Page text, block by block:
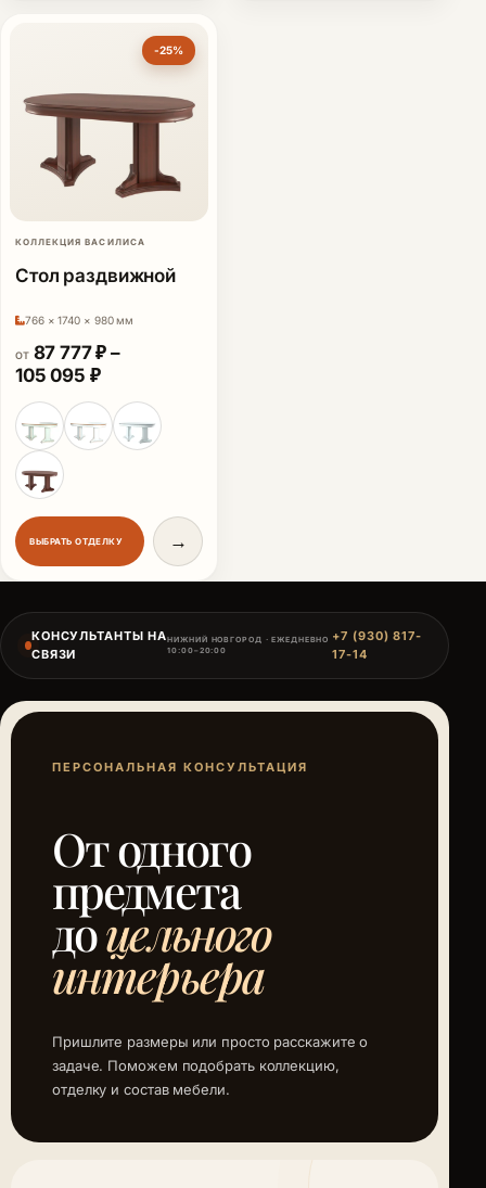
-25%
КОЛЛЕКЦИЯ ВАСИЛИСА
Стол раздвижной
766 × 1740 × 980 мм
ОТ 87 777₽ –
105 095 ₽Диапазон цен: 87 777 ₽ – 105 095 ₽
ВЫБРАТЬ ОТДЕЛКУ →
КОНСУЛЬТАНТЫ НА
СВЯЗИ
НИЖНИЙ НОВГОРОД · ЕЖЕДНЕВНО
10:00–20:00
+7 (930) 817-
17-14
ПЕРСОНАЛЬНАЯ КОНСУЛЬТАЦИЯ
От одного
предмета
доцельного
интерьера
Пришлите размеры или просто расскажите о
задаче. Поможем подобрать коллекцию,
отделку и состав мебели.